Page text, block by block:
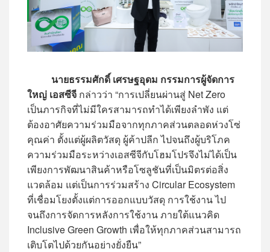
นายธรรมศักดิ์ เศรษฐอุดม กรรมการผู้จัดการ
ใหญ่ เอสซีจี กล่าวว่า “การเปลี่ยนผ่านสู่ Net Zero
เป็นภารกิจที่ไม่มีใครสามารถทำได้เพียงลำพัง แต่
ต้องอาศัยความร่วมมือจากทุกภาคส่วนตลอดห่วงโซ่
คุณค่า ตั้งแต่ผู้ผลิตวัสดุ ผู้ค้าปลีก ไปจนถึงผู้บริโภค
ความร่วมมือระหว่างเอสซีจีกับโฮมโปรจึงไม่ได้เป็น
เพียงการพัฒนาสินค้าหรือโซลูชันที่เป็นมิตรต่อสิ่ง
แวดล้อม แต่เป็นการร่วมสร้าง Circular Ecosystem
ที่เชื่อมโยงตั้งแต่การออกแบบวัสดุ การใช้งาน ไป
จนถึงการจัดการหลังการใช้งาน ภายใต้แนวคิด
Inclusive Green Growth เพื่อให้ทุกภาคส่วนสามารถ
เติบโตไปด้วยกันอย่างยั่งยืน”